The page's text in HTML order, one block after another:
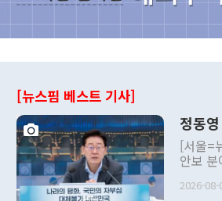
[뉴스핌 베스트 기사]
정동
[서울=
안보
발언 중
2026-